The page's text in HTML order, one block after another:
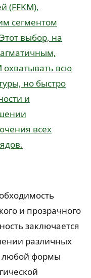
(FFKM),
сегментом
выбор, на
охватывать всю
но быстро
и
всех
и прозрачного
заключается
различных
любой формы